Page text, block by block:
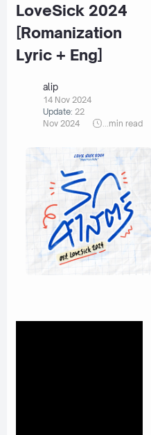
LoveSick 2024
[Romanization
Lyric + Eng]
alip
14 Nov 2024
Update: 22
Nov 2024
min read